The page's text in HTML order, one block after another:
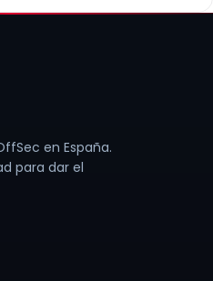
en España.
para dar el